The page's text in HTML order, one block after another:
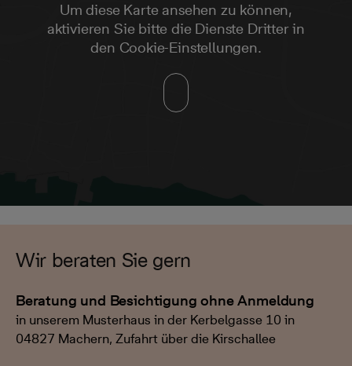
Um diese Karte ansehen zu können,
aktivieren Sie bitte die Dienste Dritter in
den Cookie-Einstellungen.
Wir beraten Sie gern
Beratung und Besichtigung ohne Anmeldung
in unserem Musterhaus in der Kerbelgasse 10 in
04827 Machern, Zufahrt über die Kirschallee